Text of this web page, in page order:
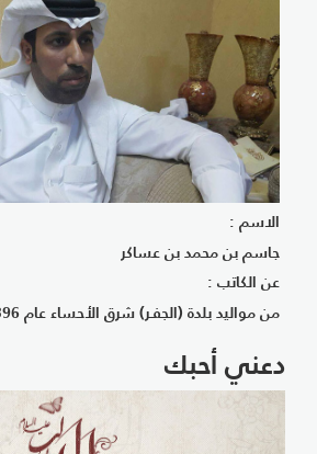
الاسم :
جاسم بن محمد بن عساكر
عن الكاتب :
من مواليد بلدة (الجفـر) شرق الأحساء عام 1396هـ.
دعني أحبك